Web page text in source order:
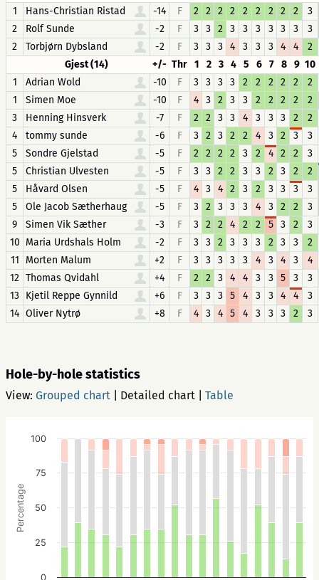
1
Hans-Christian Ristad -14 F 2 2 2 2 2 2 2 2 2
3
2
Rolf Sunde -2 F 3 3 2 3 3 3 3 3 3
3
2
Torbjørn Dybsland -2 F 3 3 3 4 3 3 3 4 4
2
Gjest (14)
+/- Thr 1 2 3 4 5 6 7 8 9 10
1
Adrian Wold -10 F 3 3 3 3 2 2 2 2 2
2
1
Simen Moe -10 F 4 3 2 3 3 2 2 2 2
2
3
Henning Hinsverk -7 F 2 2 3 3 4 3 3 3 2
2
4
tommy sunde -6 F 3 2 3 2 2 4 3 2 3
3
5
Sondre Gjelstad -5 F 2 2 2 2 3 2 4 2 2
3
5
Christian Ulvesten -5 F 3 3 2 2 3 3 2 3 2
2
5
Håvard Olsen -5 F 4 3 4 2 3 2 3 3 3
3
5
Ole Jacob Sætherhaug -5 F 3 2 3 3 3 4 3 2 2
3
9
Simen Vik Sæther -3 F 3 2 2 4 2 2 5 3 2
3
10 Maria Urdshals Holm -2 F 3 3 2 3 3 3 2 3 3
2
11
Morten Malum +2 F 3 3 3 3 3 4 3 4 3
4
12 Thomas Qvidahl +4 F 2 2 3 4 4 3 3 5 3
3
13 Kjetil Reppe Gynnild +6 F 3 3 3 5 4 3 3 4 4
3
14 Oliver Nytrø +8 F 4 3 4 5 4 3 3 3 2 3
Hole-by-hole statistics
View: Grouped chart Detailed chart Table
Percentage
0
25
50
75
100